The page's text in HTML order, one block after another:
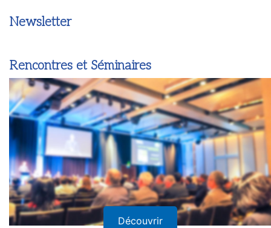
Newsletter
Rencontres et Séminaires
Découvrir